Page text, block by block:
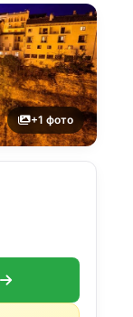
+1 фото